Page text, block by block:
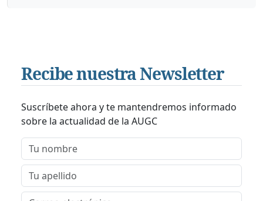
Recibe nuestra Newsletter
Suscríbete ahora y te mantendremos informado
sobre la actualidad de la AUGC